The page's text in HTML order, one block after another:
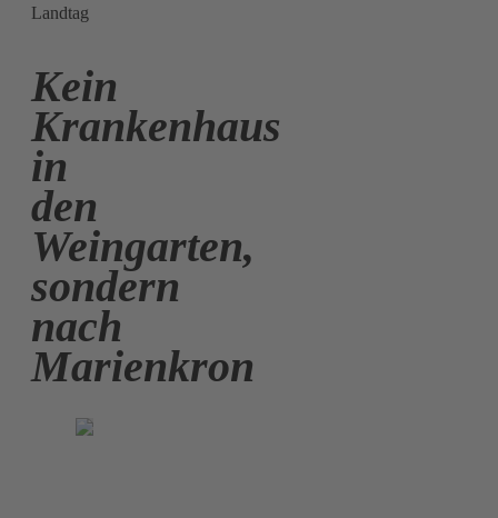
Landtag
Kein
Krankenhaus
in
den
Weingarten,
sondern
nach
Marienkron